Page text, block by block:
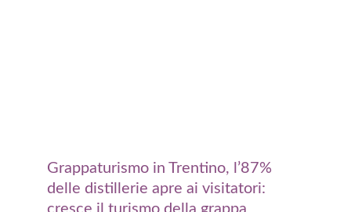
Grappaturismo in Trentino, l’87%
delle distillerie apre ai visitatori:
cresce il turismo della grappa